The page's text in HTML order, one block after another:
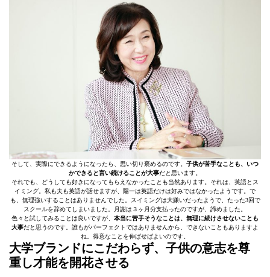
そして、実際にできるようになったら、思い切り褒めるのです。 子供が苦手なことも、いつ
かできると言い続けることが大事だと思います。
それでも、どうしても好きになってもらえなかったことも当然あります。それは、英語とス
イミング。私も夫も英語が話せますが、陽一は英語だけは好みではなかったようです。で
も、無理強いすることはありませんでした。スイミングは大嫌いだったようで、たった3回で
スクールを辞めてしまいました。月謝は３ヶ月分支払ったのですが、諦めました。
色々と試してみることは良いですが、 本当に苦手そうなことは、無理に続けさせないことも
大事だと思うのです。誰もがパーフェクトではありませんから、できないこともありますよ
ね。得意なことを伸ばせばよいのです。
大学ブランドにこだわらず、子供の意志を尊
重し才能を開花させる